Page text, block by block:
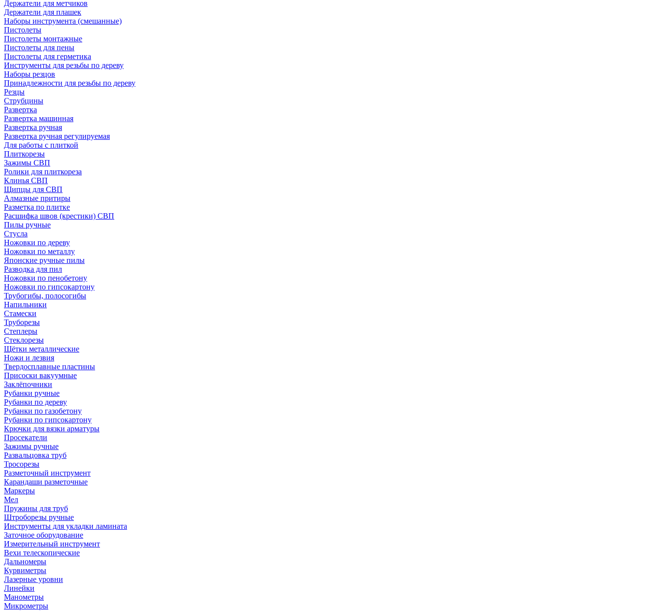
Держатели для метчиков
Держатели для плашек
Наборы инструмента (смешанные)
Пистолеты
Пистолеты монтажные
Пистолеты для пены
Пистолеты для герметика
Инструменты для резьбы по дереву
Наборы резцов
Принадлежности для резьбы по дереву
Резцы
Струбцины
Развертка
Развертка машинная
Развертка ручная
Развертка ручная регулируемая
Для работы с плиткой
Плиткорезы
Зажимы СВП
Ролики для плиткореза
Клинья СВП
Щипцы для СВП
Алмазные притиры
Разметка по плитке
Расшифка швов (крестики) СВП
Пилы ручные
Стусла
Ножовки по дереву
Ножовки по металлу
Японские ручные пилы
Разводка для пил
Ножовки по пенобетону
Ножовки по гипсокартону
Трубогибы, полосогибы
Напильники
Стамески
Труборезы
Степлеры
Стеклорезы
Щётки металлические
Ножи и лезвия
Твердосплавные пластины
Присоски вакуумные
Заклёпочники
Рубанки ручные
Рубанки по дереву
Рубанки по газобетону
Рубанки по гипсокартону
Крючки для вязки арматуры
Просекатели
Зажимы ручные
Развальцовка труб
Тросорезы
Разметочный инструмент
Карандаши разметочные
Маркеры
Мел
Пружины для труб
Штроборезы ручные
Инструменты для укладки ламината
Заточное оборудование
Измерительный инструмент
Вехи телескопические
Дальномеры
Курвиметры
Лазерные уровни
Линейки
Манометры
Микрометры